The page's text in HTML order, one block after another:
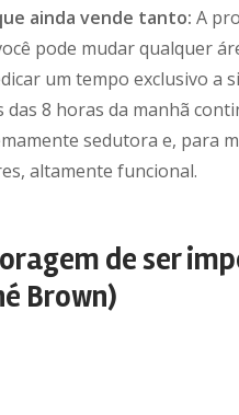
ainda vende tanto: A
pode mudar qualquer
um tempo exclusivo a
das 8 horas da manhã
sedutora e, para
altamente funcional.
de ser
Brown)